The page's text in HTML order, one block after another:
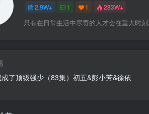
2.9W+ 1 1 283W+
只有在日常生活中尽责的人才会在重大时
了顶级强少（83集）初五&彭小芳&徐依